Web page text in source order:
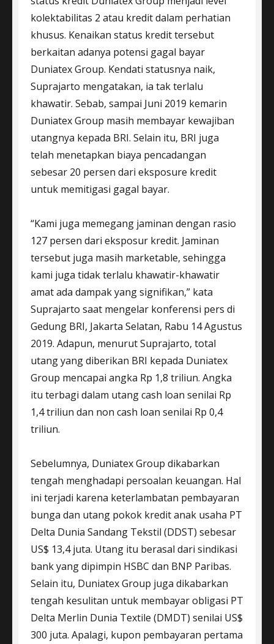
kolektabilitas 2 atau kredit dalam perhatian
khusus. Kenaikan status kredit tersebut
berkaitan adanya potensi gagal bayar
Duniatex Group. Kendati statusnya naik,
Suprajarto mengatakan, ia tak terlalu
khawatir. Sebab, sampai Juni 2019 kemarin
Duniatex Group masih membayar kewajiban
utangnya kepada BRI. Selain itu, BRI juga
telah menetapkan biaya pencadangan
sebesar 20 persen dari eksposure kredit
untuk memitigasi gagal bayar.
“Kami juga memegang jaminan dengan rasio
127 persen dari eksposur kredit. Jaminan
tersebut juga masih marketable, sehingga
kami juga tidak terlalu khawatir-khawatir
amat ada dampak yang signifikan,” kata
Suprajarto saat mengelar konferensi pers di
Gedung BRI, Jakarta Selatan, Rabu 14 Agustus
2019. Adapun, menurut Suprajarto, total
utang yang diberikan BRI kepada Duniatex
Group mencapai angka Rp 1,8 triliun. Angka
itu terbagi dalam utang cash loan senilai Rp
1,4 triliun dan non cash loan senilai Rp 0,4
triliun.
Sebelumnya, Duniatex Group dikabarkan
tengah menghadapi persoalan keuangan. Hal
ini terjadi karena keterlambatan pembayaran
bunga dan utang pokok kredit anak usaha PT
Delta Dunia Sandang Tekstil (DDST) sebesar
US$ 13,4 juta. Utang itu berasal dari sindikasi
bank yang dipimpin HSBC dan BNP Paribas.
Selain itu, Duniatex Group juga dikabarkan
tengah kesulitan untuk membayar obligasi PT
Delta Merlin Dunia Textile (DMDT) senilai US$
300 juta. Apalagi, kupon pembayaran pertama